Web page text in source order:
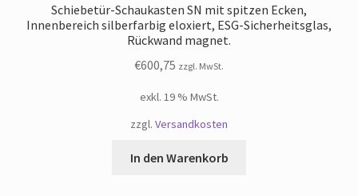
Schiebetür-Schaukasten SN mit spitzen Ecken,
Innenbereich silberfarbig eloxiert, ESG-Sicherheitsglas,
Rückwand magnet.
€600,75 zzgl. MwSt.
exkl. 19 % MwSt.
zzgl. Versandkosten
In den Warenkorb